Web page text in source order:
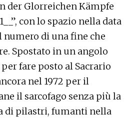
der Glorreichen Kämpfe
con lo spazio nella data
di una fine che
Spostato in un angolo
fare posto al Sacrario
nel 1972 per il
il sarcofago senza più la
di pilastri, fumanti nella